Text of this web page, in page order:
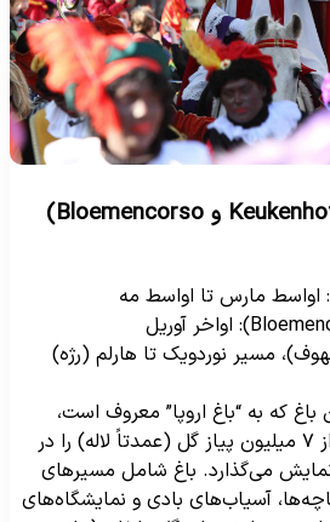
مارس تا اواسط مه
که به “باغ اروپا” معروف است،
هرساله بیش از ۷ میلیون پیاز گل (عمدتاً لاله) را در
می‌گذارد. باغ شامل مسیرهای
آسیاب‌های بادی و نمایشگاه‌های